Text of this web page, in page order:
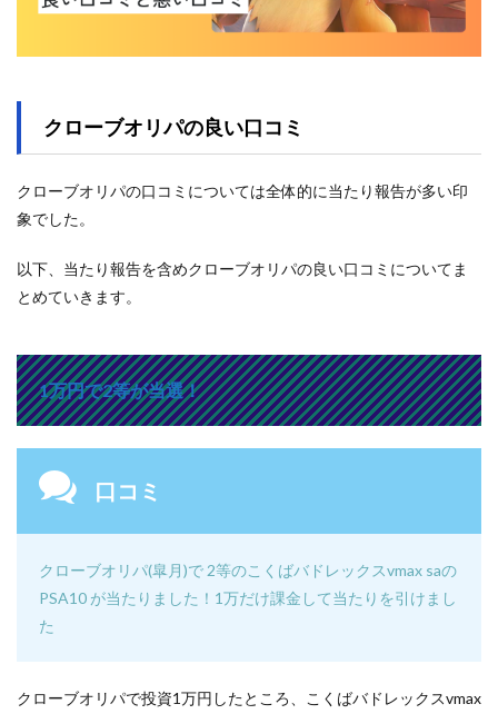
クローブオリパの良い口コミ
クローブオリパの口コミについては全体的に当たり報告が多い印
象でした。
以下、当たり報告を含めクローブオリパの良い口コミについてま
とめていきます。
1万円で2等が当選！
口コミ
クローブオリパ(皐月)で 2等のこくばバドレックスvmax saの
PSA10 が当たりました！1万だけ課金して当たりを引けまし
た
クローブオリパで投資1万円したところ、こくばバドレックスvmax